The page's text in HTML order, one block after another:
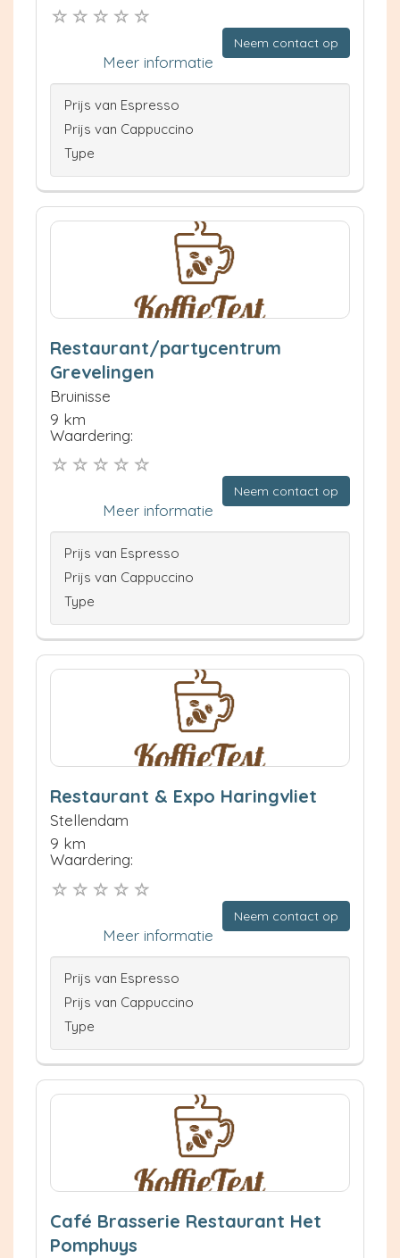
Neem contact op
Meer informatie
Prijs van Espresso
Prijs van Cappuccino
Type
Restaurant/partycentrum
Grevelingen
Bruinisse
9 km
Waardering:
Neem contact op
Meer informatie
Prijs van Espresso
Prijs van Cappuccino
Type
Restaurant & Expo Haringvliet
Stellendam
9 km
Waardering:
Neem contact op
Meer informatie
Prijs van Espresso
Prijs van Cappuccino
Type
Café Brasserie Restaurant Het
Pomphuys